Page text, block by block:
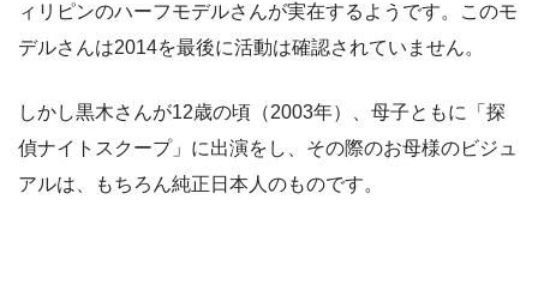
ィリピンのハーフモデルさんが実在するようです。このモ
デルさんは2014を最後に活動は確認されていません。
しかし黒木さんが12歳の頃（2003年）、母子ともに「探
偵ナイトスクープ」に出演をし、その際のお母様のビジュ
アルは、もちろん純正日本人のものです。